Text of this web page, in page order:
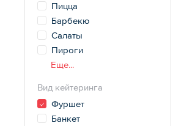
Пицца
Барбекю
Салаты
Пироги
Еще...
Вид кейтеринга
Фуршет
Банкет